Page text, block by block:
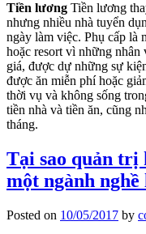
Tiền lương Tiền lương
nhưng nhiều nhà tuyển
ngày làm việc. Phụ cấp là
hoặc resort vì những
giá, được dự những sự
được ăn miễn phí hoặc
thời vụ và không sống
tiền nhà và tiền ăn, cũng
tháng.
Tại sao quản trị
một ngành
Posted on 10/05/2017 by